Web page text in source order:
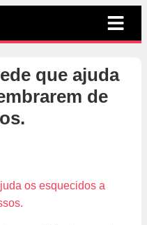
que ajuda
de